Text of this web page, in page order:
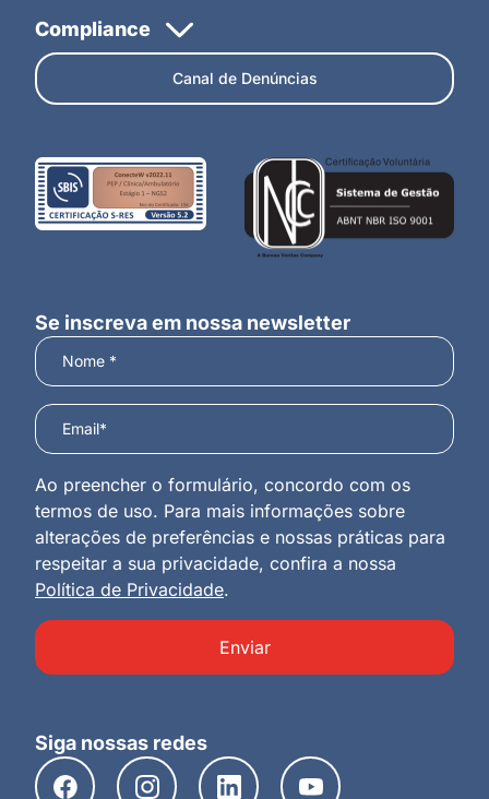
Canal de Denúncias
Se inscreva em nossa newsletter
Ao preencher o formulário, concordo com os
termos de uso. Para mais informações sobre
alterações de preferências e nossas práticas para
respeitar a sua privacidade, confira a nossa
Política de Privacidade.
Enviar
Siga nossas redes